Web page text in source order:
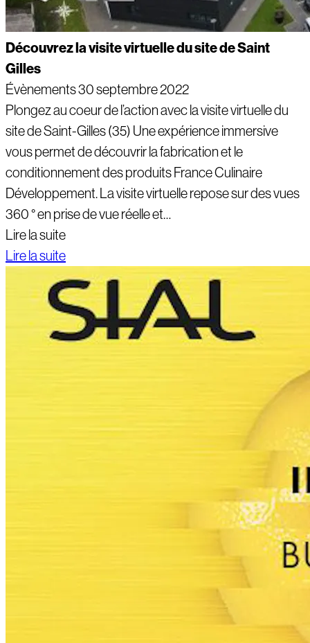
Découvrez la visite virtuelle du site de Saint
Gilles
Évènements30 septembre 2022
Plongez au coeur de l’action avec la visite virtuelle du
site de Saint-Gilles (35) Une expérience immersive
vous permet de découvrir la fabrication et le
conditionnement des produits France Culinaire
Développement. La visite virtuelle repose sur des vues
360 ° en prise de vue réelle et…
Lire la suite
Lire la suite